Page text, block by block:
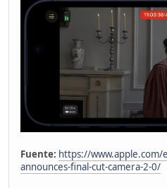
Fuente: https://
announces-final-cut-camera-2-0/